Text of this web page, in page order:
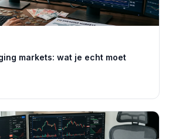
markets: wat je echt moet